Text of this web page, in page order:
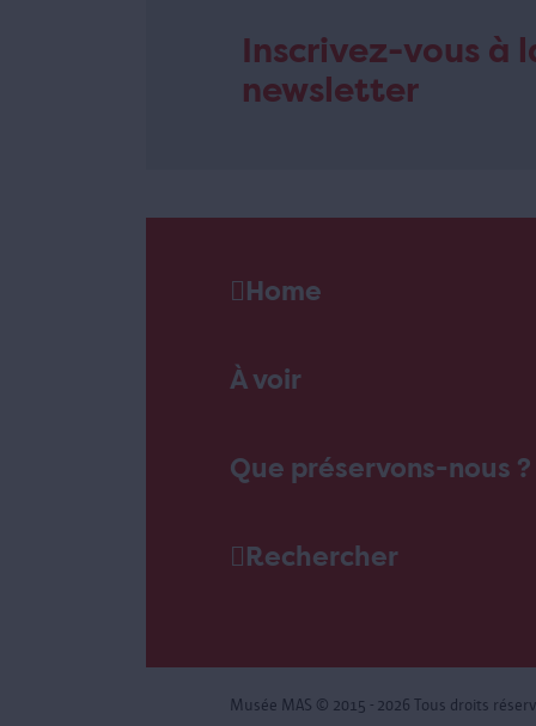
Inscrivez-vous à
newsletter
Home
À voir
Que préservons-nous ?
Rechercher
Musée MAS © 2015 - 2026 Tous droits